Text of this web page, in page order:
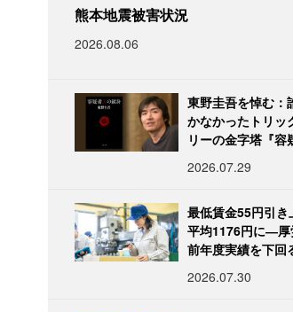
熊本地震被害状況
2026.08.06
東野圭吾を悼む：
かなかったトリ
リーの金字塔『容
2026.07.29
最低賃金55円引き
平均1176円に―厚
前年度実績を下回
2026.07.30